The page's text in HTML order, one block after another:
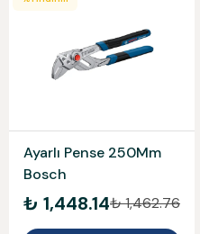
Ayarlı Pense 250Mm
Bosch
₺ 1,448.14₺ 1,462.76